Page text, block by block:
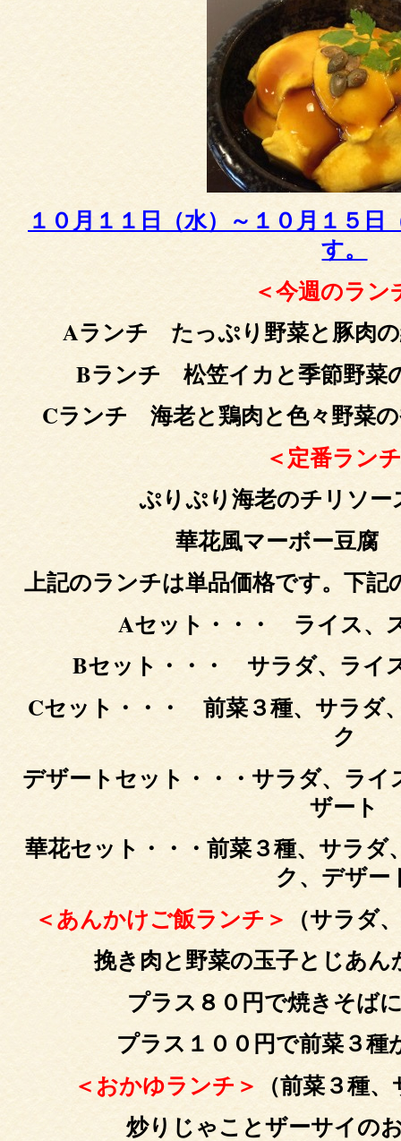
１０月１１日 （水）～１０月１５日
す。
＜今週のラン
Aランチ たっぷり野菜と豚肉
Bランチ 松笠イカと季節野菜
Cランチ 海老と鶏肉と色々野菜
＜定番ラン
ぷりぷり海老のチリ
華花風マーボー豆
上記のランチは単品価格です。下
Aセット・・・ ライス、
Bセット・・・ サラダ、ライ
Cセット・・・ 前菜３種、サラダ
ク
デザートセット・・・サラダ、ラ
ザート
華花セット・・・前菜３種、サラ
ク、デザー
＜あんかけご飯ランチ＞ （サラダ
挽き肉と野菜の玉子とじあ
プラス８０円で焼きそば
プラス１００円で前菜３
＜おかゆランチ＞ （前菜３種
炒りじゃことザーサイの